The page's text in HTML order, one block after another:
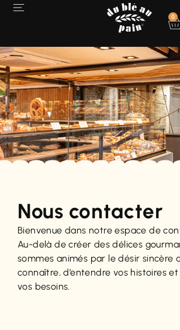
0
Nous contacter
Bienvenue dans notre espace de
Au-delà de créer des délices
sommes animés par le désir sincère
connaître, d’entendre vos histoires
vos besoins.